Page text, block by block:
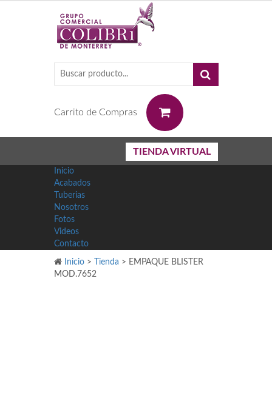
Carrito de Compras
TIENDA VIRTUAL
Inicio
Acabados
Tuberias
Nosotros
Fotos
Videos
Contacto
Inicio > Tienda > EMPAQUE BLISTER
MOD.7652